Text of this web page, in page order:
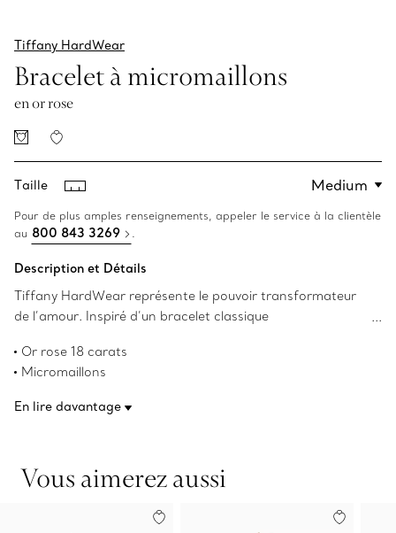
Tiffany HardWear
Bracelet à micromaillons
en or rose
Taille
Pour de plus amples renseignements, appeler le service à la clientèle
au 800 843 3269
Description et Détails
Tiffany HardWear représente le pouvoir transformateur
de l’amour. Inspiré d’un bracelet classique
modèle HardWear symbolise la résilience et la liberté
d’esprit. Les maillons emblématiques de la collection
Or rose 18 carats
Micromaillons
Convient aux poignets mesurant jusqu’à 15,9 cm (6,25 po)
En lire davantage
Vous aimerez aussi